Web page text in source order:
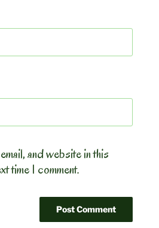
and website in this
time I comment.